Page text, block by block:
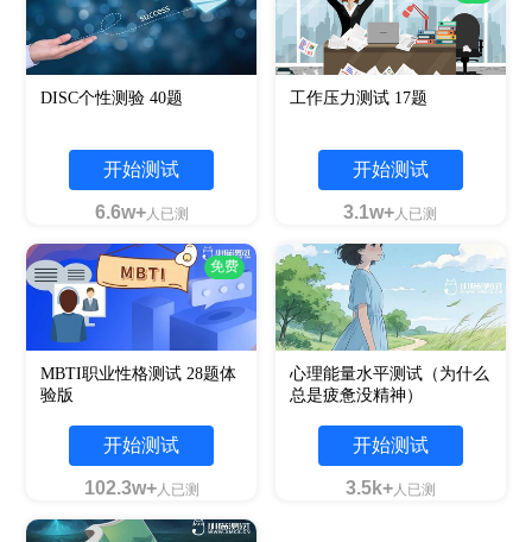
DISC个性测验 40题
开始测试
6.6w+人已测
工作压力测试 17题
开始测试
3.1w+人已测
免费
MBTI职业性格测试 28题体
验版
开始测试
102.3w+人已测
心理能量水平测试（为什么
总是疲惫没精神）
开始测试
3.5k+人已测